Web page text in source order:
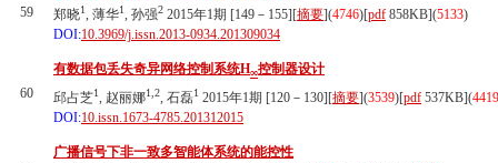
59
郑晓1, 薄华1, 孙强2 2015年1期 [149－155][摘要](4746)[pdf 858KB](5133)
DOI:10.3969/j.issn.2013-0934.201309034
60
有数据包丢失奇异网络控制系统H∞控制器设计
邱占芝1, 赵丽娜1,2, 石磊1 2015年1期 [120－130][摘要](3539)[pdf 537KB](4419
DOI:10.issn.1673-4785.201312015
广播信号下非一致多智能体系统的能控性